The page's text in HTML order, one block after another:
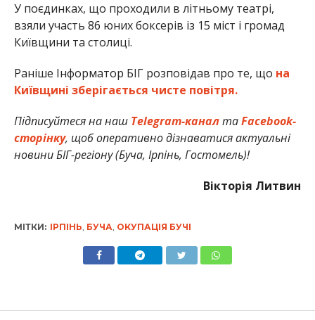
У поєдинках, що проходили в літньому театрі,
взяли участь 86 юних боксерів із 15 міст і громад
Київщини та столиці.
Раніше Інформатор БІГ розповідав про те, що на
Київщині зберігається чисте повітря.
Підписуйтеся на наш Telegram-каналтаFacebook-
сторінку, щоб оперативно дізнаватися актуальні
новини БІГ-регіону (Буча, Ірпінь, Гостомель)!
Вікторія Литвин
МІТКИ: ІРПІНЬ, БУЧА, ОКУПАЦІЯ БУЧІ